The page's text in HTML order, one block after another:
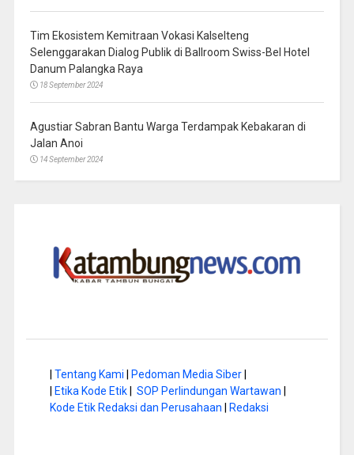
Tim Ekosistem Kemitraan Vokasi Kalselteng
Selenggarakan Dialog Publik di Ballroom Swiss-Bel Hotel
Danum Palangka Raya
18 September 2024
Agustiar Sabran Bantu Warga Terdampak Kebakaran di
Jalan Anoi
14 September 2024
Tentang Kami Pedoman Media Siber|
Etika Kode Etik| SOP Perlindungan Wartawan
Kode Etik Redaksi dan Perusahaan
Redaksi